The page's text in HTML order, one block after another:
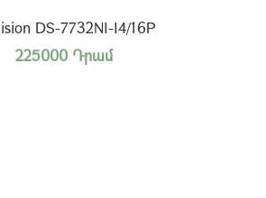
DS-7732NI-I4/16P
225000 Դրամ